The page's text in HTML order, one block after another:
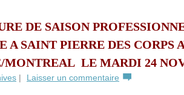
DE SAISON
A SAINT PIERRE DES CORPS
MONTREAL LE MARDI 24
| Laisser un commentaire